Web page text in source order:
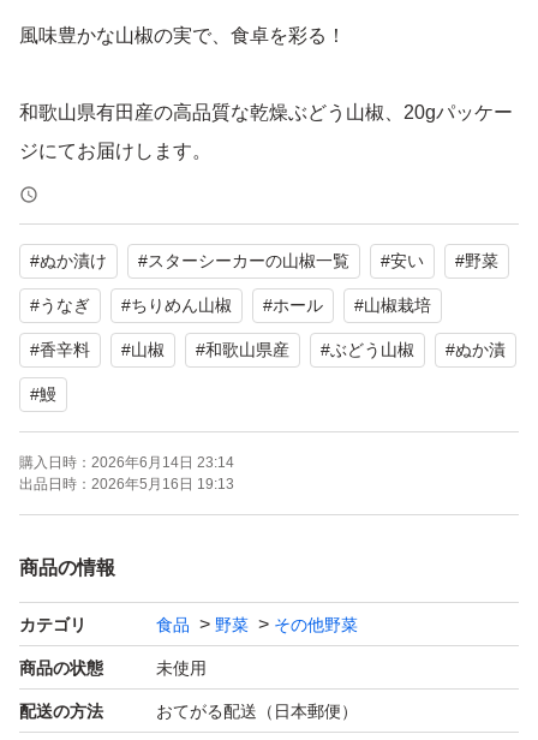
風味豊かな山椒の実で、食卓を彩る！
和歌山県有田産の高品質な乾燥ぶどう山椒、20gパッケー
ジにてお届けします。
自然の力で育まれた山椒の実は、料理に深みと豊かな香り
を与えます。和食だけでなく、洋食やスイーツとも相性抜
群で、料理の幅を広げるスパイスとして重宝されます。特
別な料理のアクセントとして、日常の食事を贅沢に演出し
ます！
■カラー/サイズ/バリエーション
本商品は、和歌山の特産品を使用し、その日の収穫からす
切りやすい20gの小分けタイプでご用意しました。
■素材/製造国
100%和歌山産のぶどう山椒を使用し、無添加・無着色に
こだわった安心の一品です。製造工程はすべて日本国内で
#ぬか漬け #スターシーカーの山椒一覧 #安い #野菜
#うなぎ #ちりめん山椒 #ホール #山椒栽培
#香辛料 #山椒 #和歌山県産 #ぶどう山椒 #ぬか漬
#鰻
購入日時： 2026年6月14日 23:14
出品日時： 2026年5月16日 19:13
商品の情報
カテゴリ 食品 野菜 その他野菜
商品の状態 未使用
配送の方法 おてがる配送（日本郵便）